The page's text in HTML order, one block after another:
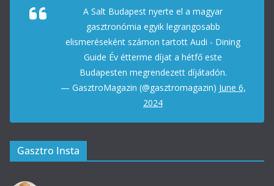
A Salt Budapest nyerte el a magyar
gasztronómia egyik legrangosabb
elismeréseként számon tartott Audi - Dining
Guide Év étterme díjat a hétfő este
Budapesten megrendezett díjátadón.
— GasztroMagazin (@gasztromagazin) June 6,
2024
Gasztro Insta